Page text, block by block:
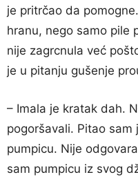
je pritrčao da
hranu, nego samo pile
nije zagrcnula već
je u pitanju gušenje
– Imala je kratak dah.
pogoršavali. Pitao sam
pumpicu. Nije
sam pumpicu iz svog